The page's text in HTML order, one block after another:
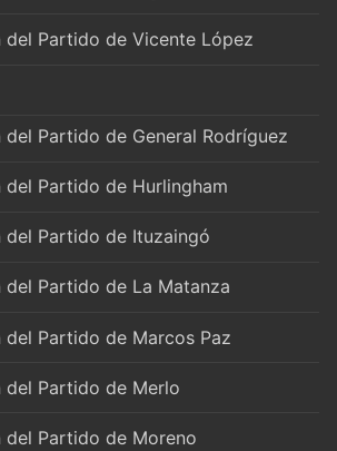
del Partido de Vicente López
del Partido de General Rodríguez
del Partido de Hurlingham
del Partido de Ituzaingó
del Partido de La Matanza
del Partido de Marcos Paz
del Partido de Merlo
del Partido de Moreno